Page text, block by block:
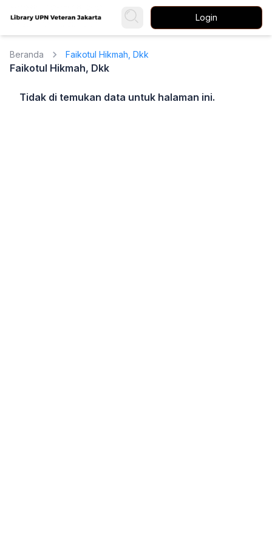
Login
Beranda Faikotul Hikmah, Dkk
Faikotul Hikmah, Dkk
Tidak di temukan data untuk halaman ini.